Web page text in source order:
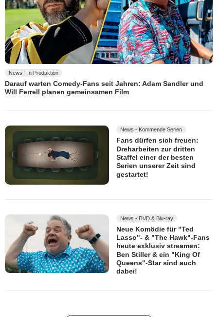
News - In Produktion
Darauf warten Comedy-Fans seit Jahren: Adam Sandler und
Will Ferrell planen gemeinsamen Film
News - Kommende Serien
Fans dürfen sich freuen:
Dreharbeiten zur dritten
Staffel einer der besten
Serien unserer Zeit sind
gestartet!
News - DVD & Blu-ray
Neue Komödie für "Ted
Lasso"- & "The Hawk"-Fans
heute exklusiv streamen:
Ben Stiller & ein "King Of
Queens"-Star sind auch
dabei!